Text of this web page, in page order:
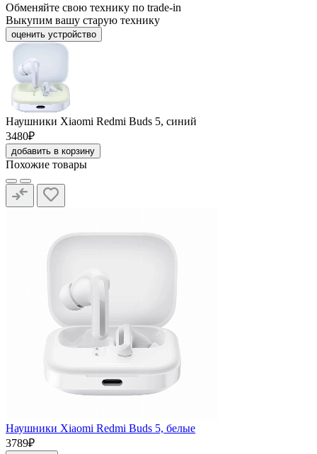
Обменяйте свою технику по trade-in
Выкупим вашу старую технику
оценить устройство
Наушники Xiaomi Redmi Buds 5, синий
3480₽
добавить в корзину
Похожие товары
Наушники Xiaomi Redmi Buds 5, белые
3789₽